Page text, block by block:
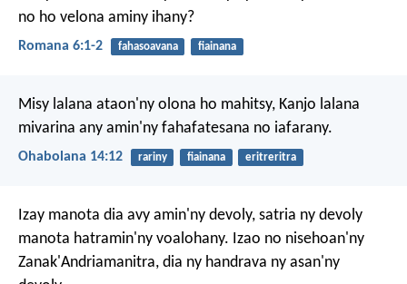
no ho velona aminy ihany?
Romana 6:1-2 fahasoavana fiainana
Misy lalana ataon'ny olona ho mahitsy, Kanjo lalana
mivarina any amin'ny fahafatesana no iafarany.
Ohabolana 14:12 rariny fiainana eritreritra
Izay manota dia avy amin'ny devoly, satria ny devoly
manota hatramin'ny voalohany. Izao no nisehoan'ny
Zanak'Andriamanitra, dia ny handrava ny asan'ny